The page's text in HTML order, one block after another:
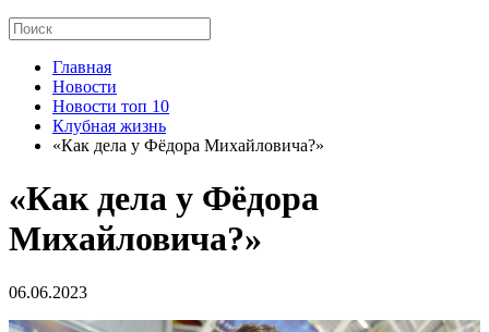
Главная
Новости
Новости топ 10
Клубная жизнь
«Как дела у Фёдора Михайловича?»
«Как дела у Фёдора
Михайловича?»
06.06.2023